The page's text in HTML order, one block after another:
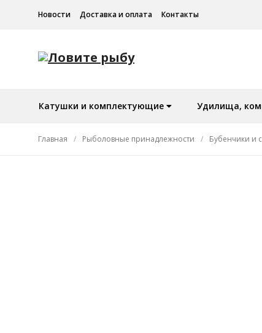
Новости Доставка и оплата Контакты
Катушки и комплектующие Удилища,
Главная / Рыболовные принадлежности / Бубенчики и